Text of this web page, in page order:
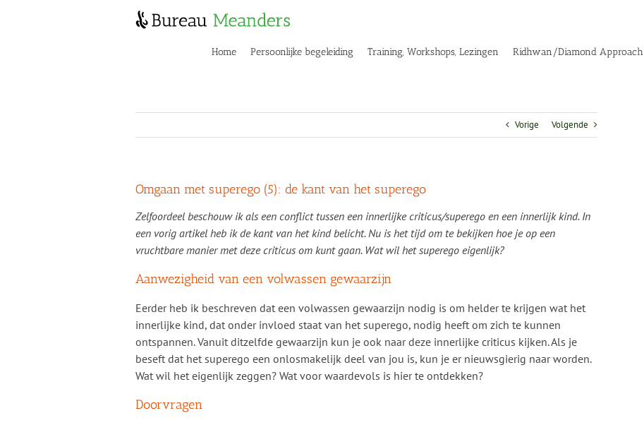
Home
Persoonlijke begeleiding Training, Workshops, Lezingen Ridhwan/Diamond Approach
Vorige Volgende
Omgaan met superego (5): de kant van het superego
Zelfoordeel beschouw ik als een conflict tussen een innerlijke criticus/superego en een innerlijk kind. In
een vorig artikel heb ik de kant van het kind belicht. Nu is het tijd om te bekijken hoe je op een
vruchtbare manier met deze criticus om kunt gaan. Wat wil het superego eigenlijk?
Aanwezigheid van een volwassen gewaarzijn
Eerder heb ik beschreven dat een volwassen gewaarzijn nodig is om helder te krijgen wat het
innerlijke kind, dat onder invloed staat van het superego, nodig heeft om zich te kunnen
ontspannen. Vanuit ditzelfde gewaarzijn kun je ook naar deze innerlijke criticus kijken. Als je
beseft dat het superego een onlosmakelijk deel van jou is, kun je er nieuwsgierig naar worden.
Wat wil het eigenlijk zeggen? Wat voor waardevols is hier te ontdekken?
Doorvragen